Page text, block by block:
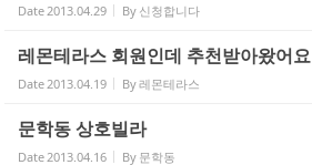
Date 2013.04.29 By 신청합니다
레몬테라스 회원인데 추천받아왔어요
Date 2013.04.19 By레몬테라스
문학동 상호빌라
Date 2013.04.16 By 문학동